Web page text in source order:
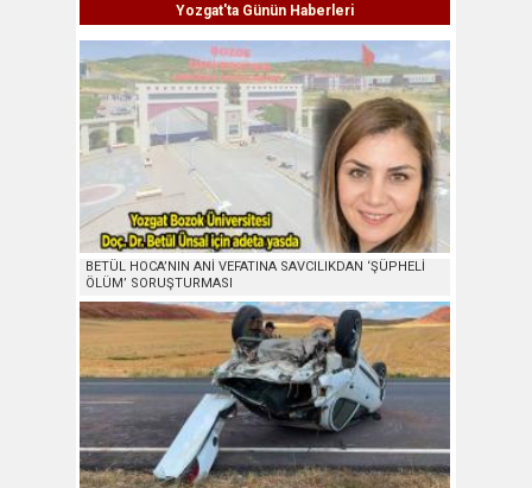
Yozgat'ta Günün Haberleri
BETÜL HOCA’NIN ANİ VEFATINA SAVCILIKDAN ‘ŞÜPHELİ
ÖLÜM’ SORUŞTURMASI